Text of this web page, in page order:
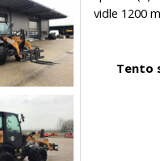
vidle 1200
Tento